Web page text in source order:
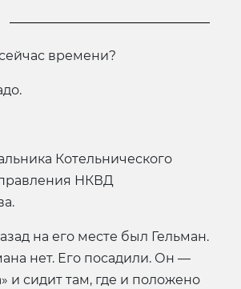
времени?
Котельнического
НКВД
на его месте был Гельман.
нет. Его посадили. Он —
и сидит там, где и положено